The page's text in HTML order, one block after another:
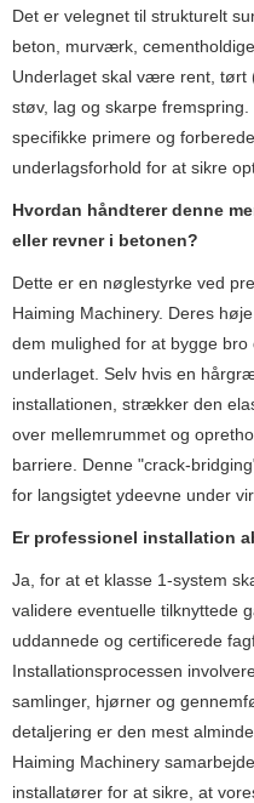
Det er velegnet til strukturelt
beton, murværk,
Underlaget skal være rent, tørt
støv, lag og skarpe
specifikke primere og
underlagsforhold for at sikre
Hvordan håndterer denne
eller revner i betonen?
Dette er en nøglestyrke ved
Haiming Machinery. Deres
dem mulighed for at bygge
underlaget. Selv hvis en
installationen, strækker den
over mellemrummet og
barriere. Denne "crack-
for langsigtet ydeevne under
Er professionel installation
Ja, for at et klasse 1-system
validere eventuelle tilknyttede
uddannede og certificerede
Installationsprocessen
samlinger, hjørner og
detaljering er den mest
Haiming Machinery
installatører for at sikre, at